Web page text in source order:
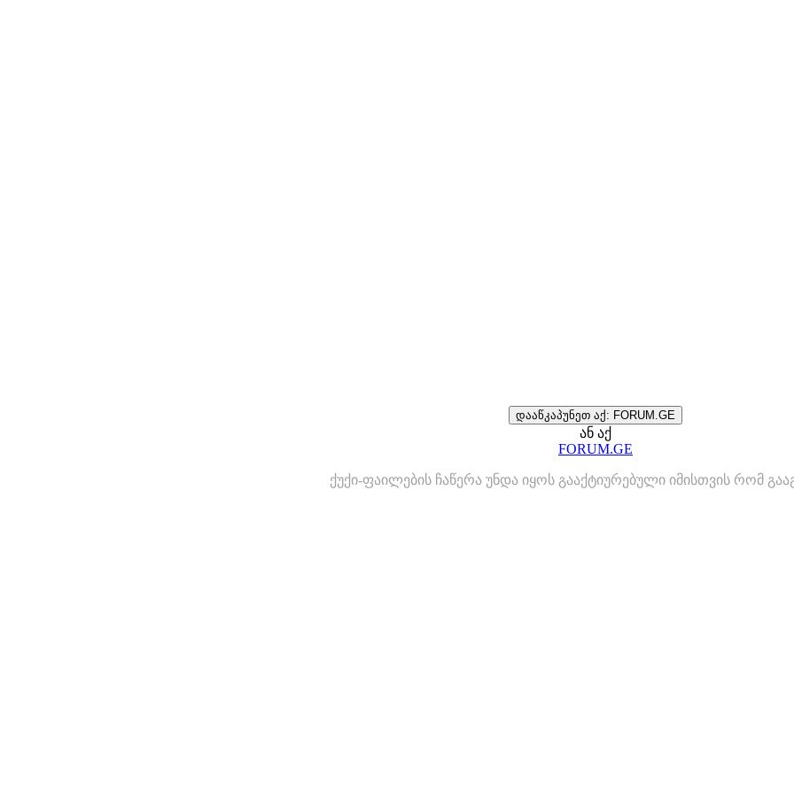
დააწკაპუნეთ აქ: FORUM.GE
ან აქ
FORUM.GE
ქუქი-ფაილების ჩაწერა უნდა იყოს გააქტიურებული იმისთვის რომ